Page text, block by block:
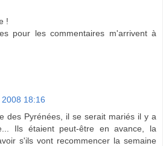
!
pour les commentaires m'arrivent à
18:16
des Pyrénées, il se serait mariés il y a
Ils étaient peut-être en avance, la
s'ils vont recommencer la semaine